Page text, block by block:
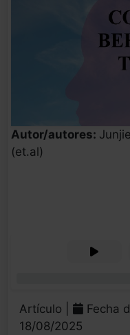
Autor/autores:
(et.al)
Artículo |
Fecha
18/08/2025